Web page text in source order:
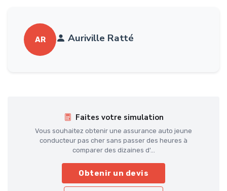
AR Auriville Ratté
Faites votre simulation
Vous souhaitez obtenir une assurance auto jeune
conducteur pas cher sans passer des heures à
comparer des dizaines d'...
Obtenir un devis